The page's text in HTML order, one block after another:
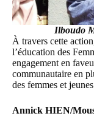
Ilboudo
À travers cette
l’éducation des
engagement en
communautaire en
des femmes et
Annick HIEN/